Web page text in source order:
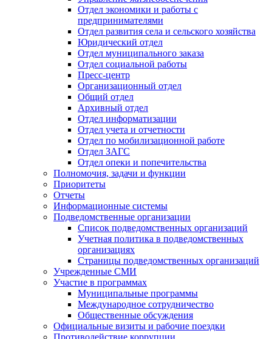
Отдел экономики и работы с
предпринимателями
Отдел развития села и сельского хозяйства
Юридический отдел
Отдел муниципального заказа
Отдел социальной работы
Пресс-центр
Организационный отдел
Общий отдел
Архивный отдел
Отдел информатизации
Отдел учета и отчетности
Отдел по мобилизационной работе
Отдел ЗАГС
Отдел опеки и попечительства
Полномочия, задачи и функции
Приоритеты
Отчеты
Информационные системы
Подведомственные организации
Список подведомственных организаций
Учетная политика в подведомственных
организациях
Страницы подведомственных организаций
Учрежденные СМИ
Участие в программах
Муниципальные программы
Международное сотрудничество
Общественные обсуждения
Официальные визиты и рабочие поездки